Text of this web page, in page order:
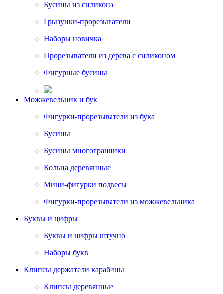
Бусины из силикона
Грызунки-прорезыватели
Наборы новичка
Прорезыватели из дерева с силиконом
Фигурные бусины
Можжевельник и бук
Фигурки-прорезыватели из бука
Бусины
Бусины многогранники
Кольца деревянные
Мини-фигурки подвесы
Фигурки-прорезыватели из можжевельника
Буквы и цифры
Буквы и цифры штучно
Наборы букв
Клипсы держатели карабины
Клипсы деревянные